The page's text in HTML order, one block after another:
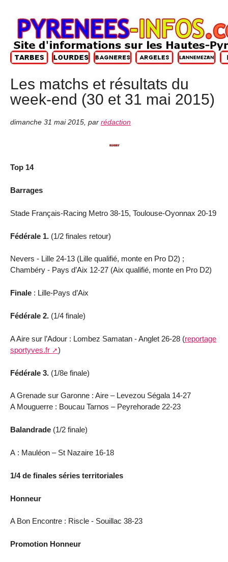
Les matchs et résultats du
week-end (30 et 31 mai 2015)
dimanche 31 mai 2015 par rédaction
Top 14
Barrages
Stade Français-Racing Metro 38-15, Toulouse-Oyonnax 20-19
Fédérale 1. (1/2 finales retour)
Nevers - Lille 24-13 (Lille qualifié, monte en Pro D2) ;
Chambéry - Pays d’Aix 12-27 (Aix qualifié, monte en Pro D2)
Finale : Lille-Pays d’Aix
Fédérale 2. (1/4 finale)
A Aire sur l’Adour : Lombez Samatan - Anglet 26-28 (reportage
sportyves.fr
)
Fédérale 3. (1/8e finale)
A Grenade sur Garonne : Aire – Levezou Ségala 14-27
A Mouguerre : Boucau Tarnos – Peyrehorade 22-23
Balandrade (1/2 finale)
A : Mauléon – St Nazaire 16-18
1/4 de finales séries territoriales
Honneur
A Bon Encontre : Riscle - Souillac 38-23
Promotion Honneur